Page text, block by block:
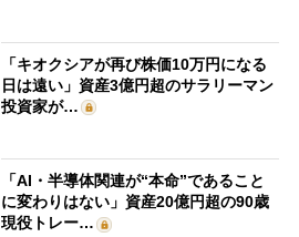
「キオクシアが再び株価10万円になる
日は遠い」資産3億円超のサラリーマン
投資家が…
「AI・半導体関連が“本命”であること
に変わりはない」資産20億円超の90歳
現役トレー…